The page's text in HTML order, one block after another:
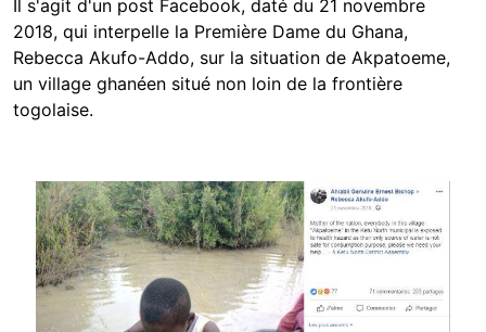
Il s'agit d'un post Facebook, daté du 21 novembre
2018, qui interpelle la Première Dame du Ghana,
Rebecca Akufo-Addo, sur la situation de Akpatoeme,
un village ghanéen situé non loin de la frontière
togolaise.
Image